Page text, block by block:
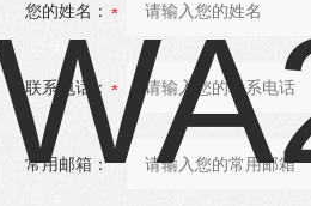
您的姓名：
联系电话：
常用邮箱：